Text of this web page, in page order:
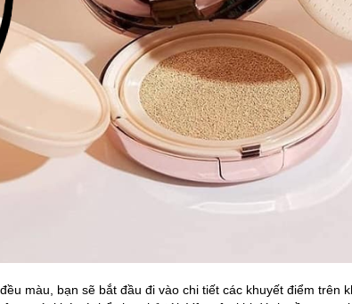
màu, bạn sẽ bắt đầu đi vào chi tiết các khuyết điểm trên